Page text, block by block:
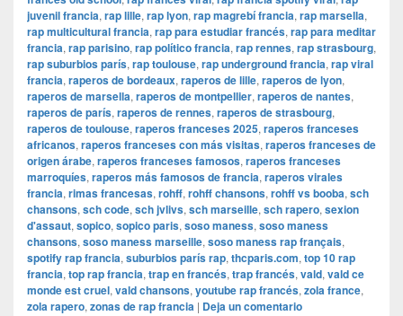
juvenil francia, rap lille, rap lyon, rap magrebí francia, rap marsella,
rap multicultural francia, rap para estudiar francés, rap para meditar
francia, rap parisino, rap político francia, rap rennes, rap strasbourg,
rap suburbios parís, rap toulouse, rap underground francia, rap viral
francia, raperos de bordeaux, raperos de lille, raperos de lyon,
raperos de marsella, raperos de montpellier, raperos de nantes,
raperos de parís, raperos de rennes, raperos de strasbourg,
raperos de toulouse, raperos franceses 2025, raperos franceses
africanos, raperos franceses con más visitas, raperos franceses de
origen árabe, raperos franceses famosos, raperos franceses
marroquíes, raperos más famosos de francia, raperos virales
francia, rimas francesas, rohff, rohff chansons, rohff vs booba, sch
chansons, sch code, sch jvlivs, sch marseille, sch rapero, sexion
d'assaut, sopico, sopico paris, soso maness, soso maness
chansons, soso maness marseille, soso maness rap français,
spotify rap francia, suburbios parís rap, thcparis.com, top 10 rap
francia, top rap francia, trap en francés, trap francés, vald, vald ce
monde est cruel, vald chansons, youtube rap francés, zola france,
zola rapero, zonas de rap francia | Deja un comentario